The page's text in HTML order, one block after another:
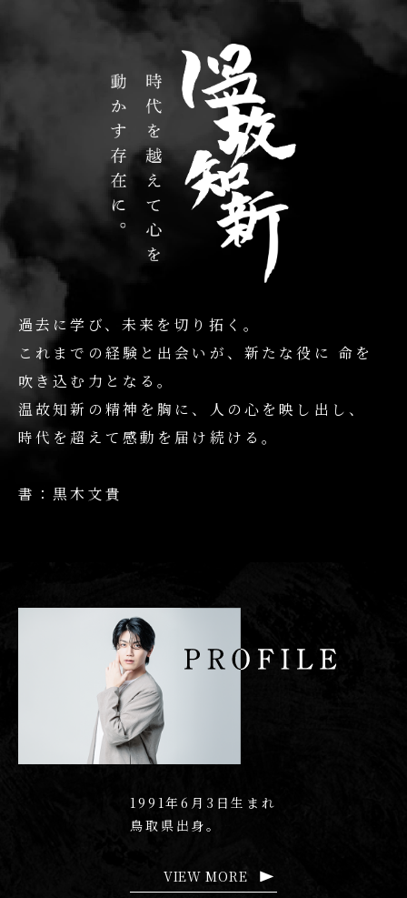
過去に学び、未来を切り拓く。
これまでの経験と出会いが、新たな役に 命を
吹き込む力となる。
温故知新の精神を胸に、人の心を映し出し、
時代を超えて感動を届け続ける。
書：黒木文貴
1991年6月3日生まれ
鳥取県出身。
VIEW MORE